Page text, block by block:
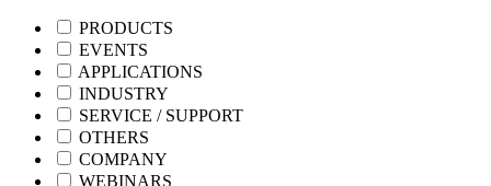
PRODUCTS
EVENTS
APPLICATIONS
INDUSTRY
SERVICE / SUPPORT
OTHERS
COMPANY
WEBINARS